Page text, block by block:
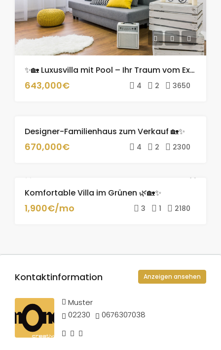
✨🏡 Luxusvilla mit Pool – Ihr Traum vom Exklusiven Wohnen! 🌟🌊
643,000€ 4 2 3650
ZU
Designer-Familienhaus zum Verkauf 🏡✨
670,000€ 4 2 2300
ZU VERMIETEN
Komfortable Villa im Grünen 🌿🏡✨
1,900€/mo 3 1 2180
Kontaktinformation Anzeigen ansehen
Muster
02230
0676307038